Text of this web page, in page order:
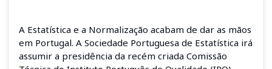
A Estatística e a Normalização acabam de dar as mãos
em Portugal. A Sociedade Portuguesa de Estatística irá
assumir a presidência da recém criada Comissão